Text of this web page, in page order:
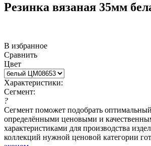
Резинка вязаная 35мм
В избранное
Сравнить
Цвет
Характеристики:
Сегмент:
?
Сегмент поможет подобрать
определёнными ценовыми и
характеристиками для производства
коллекций нужной ценовой категории